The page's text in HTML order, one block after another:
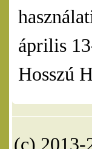
április
Hosszú
(c) 2013-